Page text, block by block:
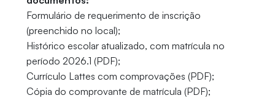
Formulário de requerimento de inscrição
(preenchido no local);
Histórico escolar atualizado, com matrícula no
período 2026.1 (PDF);
Currículo Lattes com comprovações (PDF);
Cópia do comprovante de matrícula (PDF);